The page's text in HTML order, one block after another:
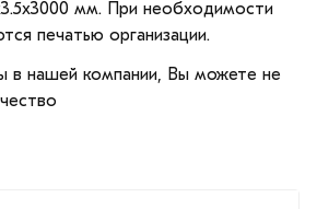
мм. При необходимости
печатью организации.
в нашей компании, Вы можете не